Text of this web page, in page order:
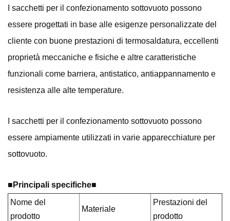
I sacchetti per il confezionamento sottovuoto possono
essere progettati in base alle esigenze personalizzate del
cliente con buone prestazioni di termosaldatura, eccellenti
proprietà meccaniche e fisiche e altre caratteristiche
funzionali come barriera, antistatico, antiappannamento e
resistenza alle alte temperature.
I sacchetti per il confezionamento sottovuoto possono
essere ampiamente utilizzati in varie apparecchiature per
sottovuoto.
■ Principali specifiche■
Nome del
prodotto
Materiale
Prestazioni del
prodotto